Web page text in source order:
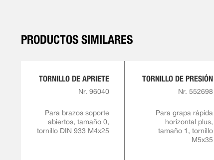
PRODUCTOS SIMILARES
TORNILLO DE APRIETE
Nr. 96040
Para brazos soporte
abiertos, tamaño 0,
tornillo DIN 933 M4x25
TORNILLO DE PRESIÓN
Nr. 552698
Para grapa rápida
horizontal plus,
tamaño 1, tornillo
M5x35